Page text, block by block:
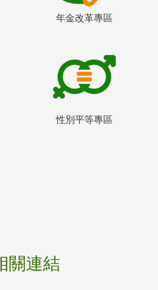
年金改革專區
性別平等專區
關連結